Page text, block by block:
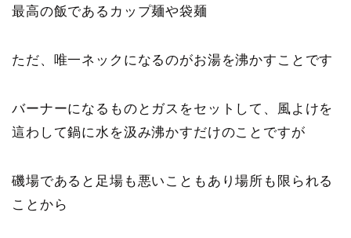
最高の飯であるカップ麺や袋麺
ただ、唯一ネックになるのがお湯を沸かすことです
バーナーになるものとガスをセットして、風よけを
這わして鍋に水を汲み沸かすだけのことですが
磯場であると足場も悪いこともあり場所も限られる
ことから